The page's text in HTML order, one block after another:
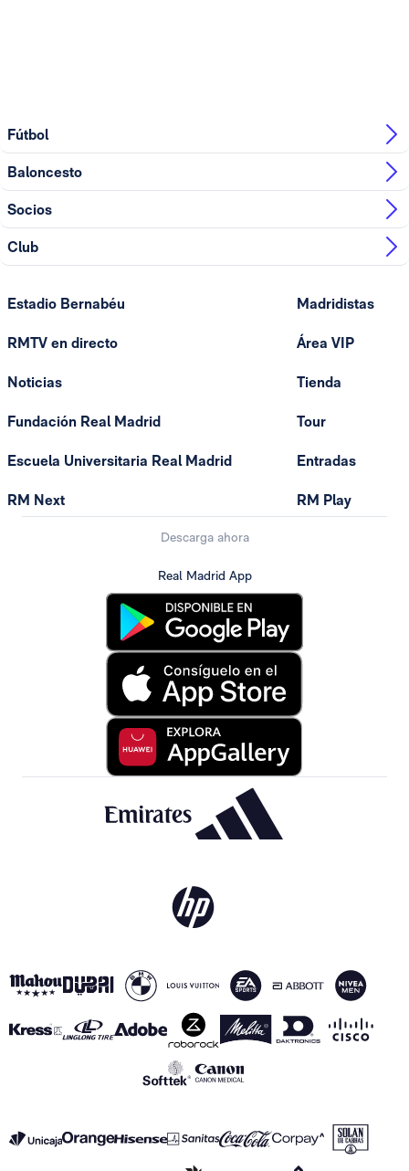
Fútbol
Baloncesto
Socios
Club
Estadio Bernabéu
RMTV en directo
Noticias
Fundación Real Madrid
Escuela Universitaria Real Madrid
RM Next
Madridistas
Área VIP
Tienda
Tour
Entradas
RM Play
Descarga ahora
Real Madrid App